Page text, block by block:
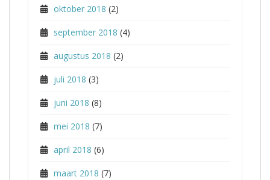
oktober 2018 (2)
september 2018 (4)
augustus 2018 (2)
juli 2018 (3)
juni 2018 (8)
mei 2018 (7)
april 2018 (6)
maart 2018 (7)